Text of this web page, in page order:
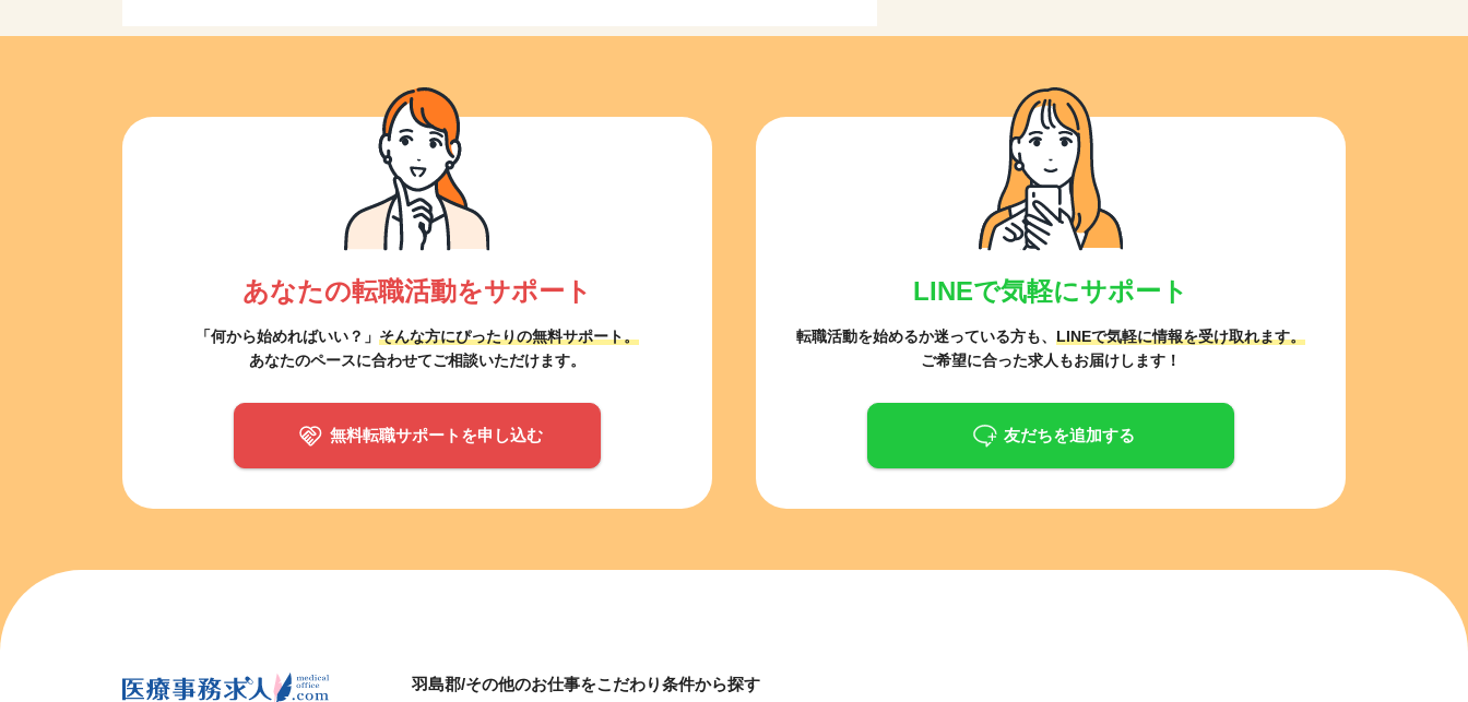
あなたの転職活動をサポート
「何から始めればいい？」 そんな方にぴったりの無料サポート。
あなたのペースに合わせてご相談いただけます。
無料転職サポートを申し込む
LINEで気軽にサポート
転職活動を始めるか迷っている方も、 LINEで気軽に情報を受け取れます。
ご希望に合った求人もお届けします！
友だちを追加する
羽島郡/その他のお仕事をこだわり条件から探す